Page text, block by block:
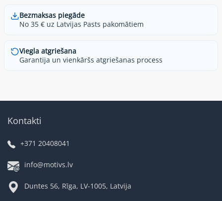
Bezmaksas piegāde
No 35 € uz Latvijas Pasts pakomātiem
Viegla atgriešana
Garantija un vienkāršs atgriešanas process
Kontakti
+371 20408041
info@motivs.lv
Duntes 56, Rīga, LV-1005, Latvija